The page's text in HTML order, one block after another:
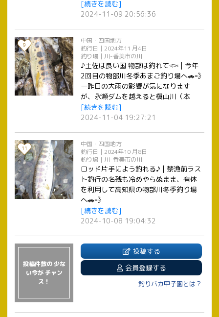
[続きを読む]
2024-11-09 20:56:36
中国・四国地方
釣行日｜2024年11 月4日
釣り場｜川-香美市の川
♪土佐は良い国 物部は釣れて𓆟 | 今年
2回目の物部川冬季あまご釣り場へ🚗💨
一昨日の大雨の影響が気になります
が、永瀬ダムを越えると槇山川（本
流）は笹濁り🌀 水量は多めだけど、さ
あやったるど✊
[続きを読む]
2024-11-04 19:27:21
9
中国・四国地方
釣行日｜2024年10 月8日
釣り場｜川-香美市の川
ロッド片手によう釣れる♪ | 禁漁前ラス
ト釣行の名残も冷めやらぬまま、有休
を利用して高知県の物部川冬季釣り場
へ🚗💨
[続きを読む]
2024-10-08 19:04:32
11
投稿件数の 少な
い今が チャン
ス！
投稿する
会員登録する
釣りバカ甲子園とは？